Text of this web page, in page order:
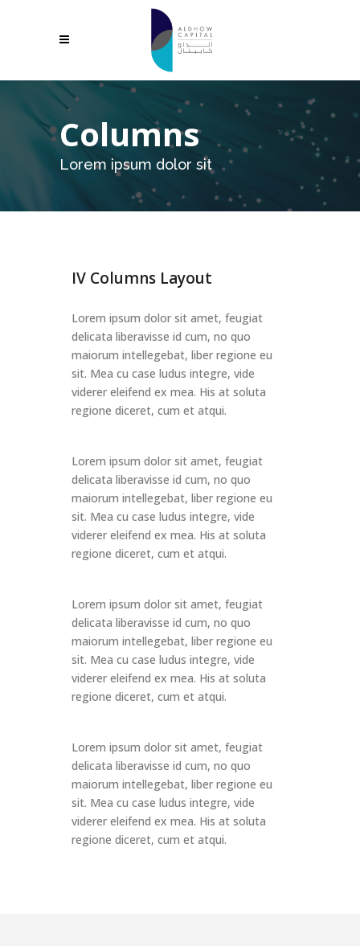
Columns
Lorem ipsum dolor sit
IV Columns Layout
Lorem ipsum dolor sit amet, feugiat
delicata liberavisse id cum, no quo
maiorum intellegebat, liber regione eu
sit. Mea cu case ludus integre, vide
viderer eleifend ex mea. His at soluta
regione diceret, cum et atqui.
Lorem ipsum dolor sit amet, feugiat
delicata liberavisse id cum, no quo
maiorum intellegebat, liber regione eu
sit. Mea cu case ludus integre, vide
viderer eleifend ex mea. His at soluta
regione diceret, cum et atqui.
Lorem ipsum dolor sit amet, feugiat
delicata liberavisse id cum, no quo
maiorum intellegebat, liber regione eu
sit. Mea cu case ludus integre, vide
viderer eleifend ex mea. His at soluta
regione diceret, cum et atqui.
Lorem ipsum dolor sit amet, feugiat
delicata liberavisse id cum, no quo
maiorum intellegebat, liber regione eu
sit. Mea cu case ludus integre, vide
viderer eleifend ex mea. His at soluta
regione diceret, cum et atqui.